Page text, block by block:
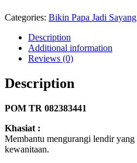
Categories: Bikin Papa Jadi Sayang
Description
Additional information
Reviews (0)
Description
POM TR 082383441
Khasiat :
Membantu mengurangi lendir yang
kewanitaan.